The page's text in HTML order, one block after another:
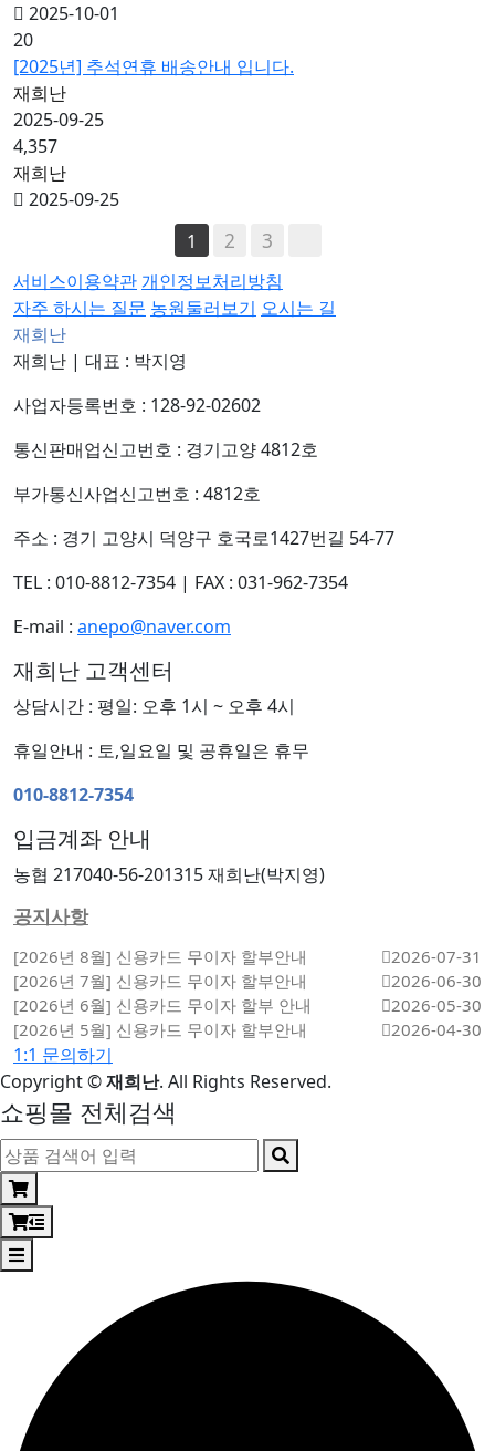
2025-10-01
20
[2025년] 추석연휴 배송안내 입니다.
재희난
2025-09-25
4,357
재희난
2025-09-25
1
2 3
서비스이용약관 개인정보처리방침
자주 하시는 질문 농원둘러보기 오시는 길
재희난
재희난 | 대표 : 박지영
사업자등록번호 : 128-92-02602
통신판매업신고번호 : 경기고양 4812호
부가통신사업신고번호 : 4812호
주소 : 경기 고양시 덕양구 호국로1427번길 54-77
TEL : 010-8812-7354 | FAX : 031-962-7354
E-mail : anepo@naver.com
재희난 고객센터
상담시간 : 평일: 오후 1시 ~ 오후 4시
휴일안내 : 토,일요일 및 공휴일은 휴무
010-8812-7354
입금계좌 안내
농협 217040-56-201315 재희난(박지영)
공지사항
[2026년 8월] 신용카드 무이자 할부안내
2026-07-31
[2026년 7월] 신용카드 무이자 할부안내
2026-06-30
[2026년 6월] 신용카드 무이자 할부 안내
2026-05-30
[2026년 5월] 신용카드 무이자 할부안내
2026-04-30
1:1 문의하기
Copyright©재희난. All Rights Reserved.
쇼핑몰 전체검색